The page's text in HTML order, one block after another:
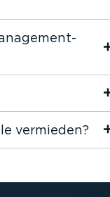
vermieden?